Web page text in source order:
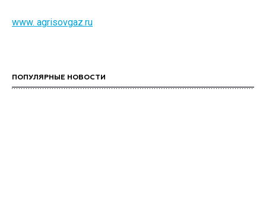
www. agrisovgaz.ru
ПОПУЛЯРНЫЕ НОВОСТИ